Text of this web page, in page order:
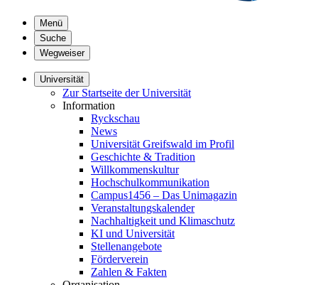
Menü
Suche
Wegweiser
Universität
Zur Startseite der Universität
Information
Ryckschau
News
Universität Greifswald im Profil
Geschichte & Tradition
Willkommenskultur
Hochschulkommunikation
Campus1456 – Das Unimagazin
Veranstaltungskalender
Nachhaltigkeit und Klimaschutz
KI und Universität
Stellenangebote
Förderverein
Zahlen & Fakten